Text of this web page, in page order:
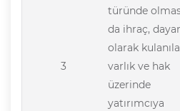
3
türünde
da ihraç,
olarak
varlık ve hak
üzerinde
yatırımcıya